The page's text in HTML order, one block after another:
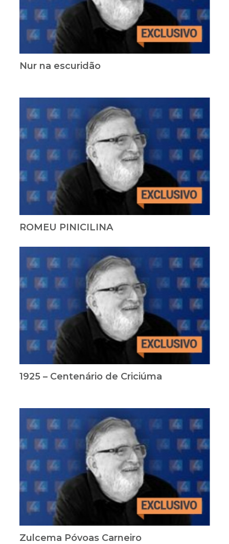
Nur na escuridão
ROMEU PINICILINA
1925 – Centenário de Criciúma
Zulcema Póvoas Carneiro